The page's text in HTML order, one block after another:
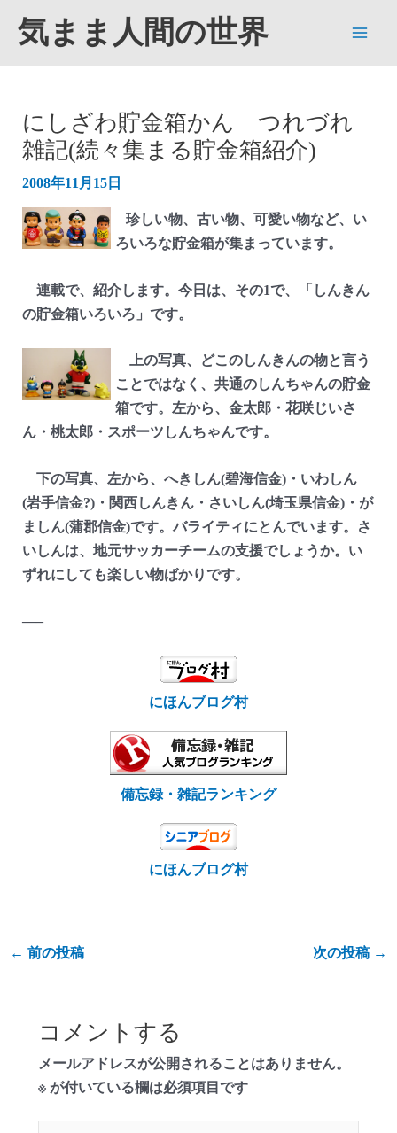
気まま人間の世界
にしざわ貯金箱かん つれづれ
雑記(続々集まる貯金箱紹介)
2008年11月15日
珍しい物、古い物、可愛い物など、い
ろいろな貯金箱が集まっています。
連載で、紹介します。今日は、その1で、「しんきん
の貯金箱いろいろ」です。
上の写真、どこのしんきんの物と言う
ことではなく、共通のしんちゃんの貯金
箱です。左から、金太郎・花咲じいさ
ん・桃太郎・スポーツしんちゃんです。
下の写真、左から、へきしん(碧海信金)・いわしん
(岩手信金?)・関西しんきん・さいしん(埼玉県信金)・が
ましん(蒲郡信金)です。バライティにとんでいます。さ
いしんは、地元サッカーチームの支援でしょうか。い
ずれにしても楽しい物ばかりです。
—–
にほんブログ村
備忘録・雑記ランキング
にほんブログ村
← 前の投稿 次の投稿 →
コメントする
メールアドレスが公開されることはありません。
※が付いている欄は必須項目です